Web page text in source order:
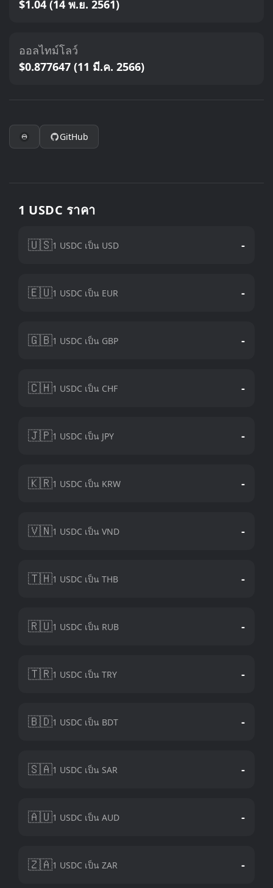
$1.04 (14 พ.ย. 2561)
ออลไทม์โลว์
$0.877647 (11 มี.ค. 2566)
GitHub
1 USDC ราคา
🇺🇸1 USDC เป็น USD -
🇪🇺1 USDC เป็น EUR -
🇬🇧1 USDC เป็น GBP -
🇨🇭1 USDC เป็น CHF -
🇯🇵1 USDC เป็น JPY -
🇰🇷1 USDC เป็น KRW -
🇻🇳1 USDC เป็น VND -
🇹🇭1 USDC เป็น THB -
🇷🇺1 USDC เป็น RUB -
🇹🇷1 USDC เป็น TRY -
🇧🇩1 USDC เป็น BDT -
🇸🇦1 USDC เป็น SAR -
🇦🇺1 USDC เป็น AUD -
🇿🇦1 USDC เป็น ZAR -